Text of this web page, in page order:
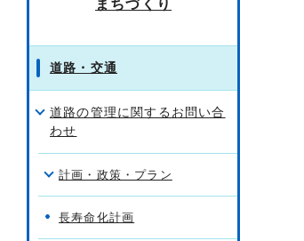
まちづくり
道路・交通
道路の管理に関するお問い合
わせ
計画・政策・プラン
長寿命化計画